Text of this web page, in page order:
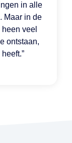
in alle
. Maar in de
veel
ontstaan,